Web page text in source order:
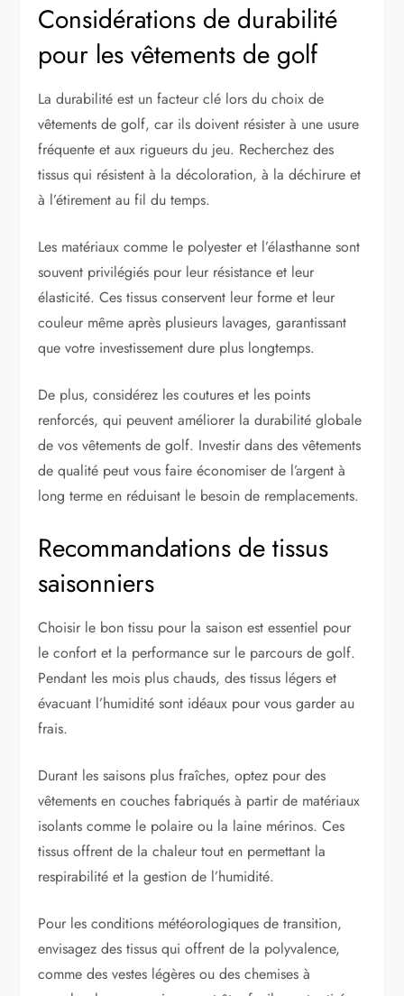
Considérations de durabilité
pour les vêtements de golf
La durabilité est un facteur clé lors du choix de
vêtements de golf, car ils doivent résister à une usure
fréquente et aux rigueurs du jeu. Recherchez des
tissus qui résistent à la décoloration, à la déchirure et
à l’étirement au fil du temps.
Les matériaux comme le polyester et l’élasthanne sont
souvent privilégiés pour leur résistance et leur
élasticité. Ces tissus conservent leur forme et leur
couleur même après plusieurs lavages, garantissant
que votre investissement dure plus longtemps.
De plus, considérez les coutures et les points
renforcés, qui peuvent améliorer la durabilité globale
de vos vêtements de golf. Investir dans des vêtements
de qualité peut vous faire économiser de l’argent à
long terme en réduisant le besoin de remplacements.
Recommandations de tissus
saisonniers
Choisir le bon tissu pour la saison est essentiel pour
le confort et la performance sur le parcours de golf.
Pendant les mois plus chauds, des tissus légers et
évacuant l’humidité sont idéaux pour vous garder au
frais.
Durant les saisons plus fraîches, optez pour des
vêtements en couches fabriqués à partir de matériaux
isolants comme le polaire ou la laine mérinos. Ces
tissus offrent de la chaleur tout en permettant la
respirabilité et la gestion de l’humidité.
Pour les conditions météorologiques de transition,
envisagez des tissus qui offrent de la polyvalence,
comme des vestes légères ou des chemises à